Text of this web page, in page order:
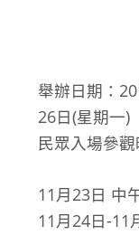
舉辦日期：
26日(星期一)
民眾入場參觀
11月23日 中
11月24日-11